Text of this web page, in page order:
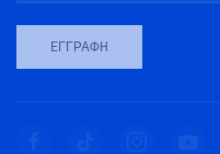
ΕΓΓΡΑΦΉ